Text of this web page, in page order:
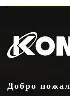
Добро